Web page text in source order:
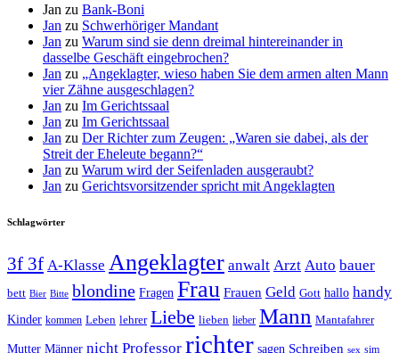
Jan zu Bank-Boni
Jan zu Schwerhöriger Mandant
Jan zu Warum sind sie denn dreimal hintereinander in
dasselbe Geschäft eingebrochen?
Jan zu „Angeklagter, wieso haben Sie dem armen alten Mann
vier Zähne ausgeschlagen?
Jan zu Im Gerichtssaal
Jan zu Im Gerichtssaal
Jan zu Der Richter zum Zeugen: „Waren sie dabei, als der
Streit der Eheleute begann?“
Jan zu Warum wird der Seifenladen ausgeraubt?
Jan zu Gerichtsvorsitzender spricht mit Angeklagten
Schlagwörter
3f 3f A-Klasse Angeklagter anwalt Arzt Auto bauer
bett Bier Bitte blondine Fragen Frau Frauen Geld Gott hallo handy
Kinder kommen Leben lehrer Liebe lieben lieber Mann Mantafahrer
Mutter Männer nicht Professor richter sagen Schreiben sex sim